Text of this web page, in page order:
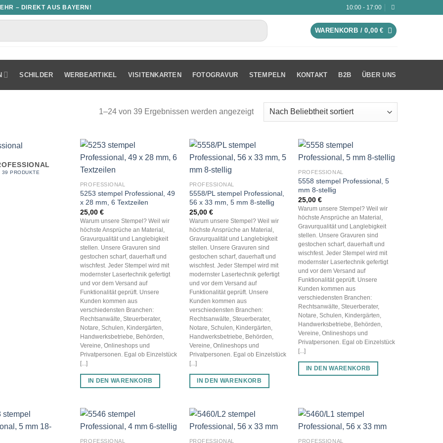
– DIREKT AUS BAYERN! 10:00 - 17:00
WARENKORB /0,00€
SCHILDER WERBEARTIKEL VISITENKARTEN FOTOGRAVUR STEMPELN KONTAKT B2B ÜBER UNS
1–24 von 39 Ergebnissen werden angezeigt
39 PRODUKTE
PROFESSIONAL
5253 stempel Professional, 49
x 28 mm, 6 Textzeilen
25,00 €
Warum unsere Stempel? Weil wir
höchste Ansprüche an Material,
Gravurqualität und Langlebigkeit
stellen. Unsere Gravuren sind
gestochen scharf, dauerhaft und
wischfest. Jeder Stempel wird mit
modernster Lasertechnik gefertigt
und vor dem Versand auf
Funktionalität geprüft. Unsere
Kunden kommen aus
verschiedensten Branchen:
Rechtsanwälte, Steuerberater,
Notare, Schulen, Kindergärten,
Handwerksbetriebe, Behörden,
Vereine, Onlineshops und
Privatpersonen. Egal ob Einzelstück
[...]
IN DEN WARENKORB
PROFESSIONAL
5558/PL stempel Professional,
56 x 33 mm, 5 mm 8-stellig
25,00 €
Warum unsere Stempel? Weil wir
höchste Ansprüche an Material,
Gravurqualität und Langlebigkeit
stellen. Unsere Gravuren sind
gestochen scharf, dauerhaft und
wischfest. Jeder Stempel wird mit
modernster Lasertechnik gefertigt
und vor dem Versand auf
Funktionalität geprüft. Unsere
Kunden kommen aus
verschiedensten Branchen:
Rechtsanwälte, Steuerberater,
Notare, Schulen, Kindergärten,
Handwerksbetriebe, Behörden,
Vereine, Onlineshops und
Privatpersonen. Egal ob Einzelstück
[...]
IN DEN WARENKORB
PROFESSIONAL
5558 stempel Professional, 5
mm 8-stellig
25,00€
Warum unsere Stempel? Weil wir
höchste Ansprüche an Material,
Gravurqualität und Langlebigkeit
stellen. Unsere Gravuren sind
gestochen scharf, dauerhaft und
wischfest. Jeder Stempel wird mit
modernster Lasertechnik gefertigt
und vor dem Versand auf
Funktionalität geprüft. Unsere
Kunden kommen aus
verschiedensten Branchen:
Rechtsanwälte, Steuerberater,
Notare, Schulen, Kindergärten,
Handwerksbetriebe, Behörden,
Vereine, Onlineshops und
Privatpersonen. Egal ob Einzelstück
[...]
IN DEN WARENKORB
PROFESSIONAL PROFESSIONAL PROFESSIONAL